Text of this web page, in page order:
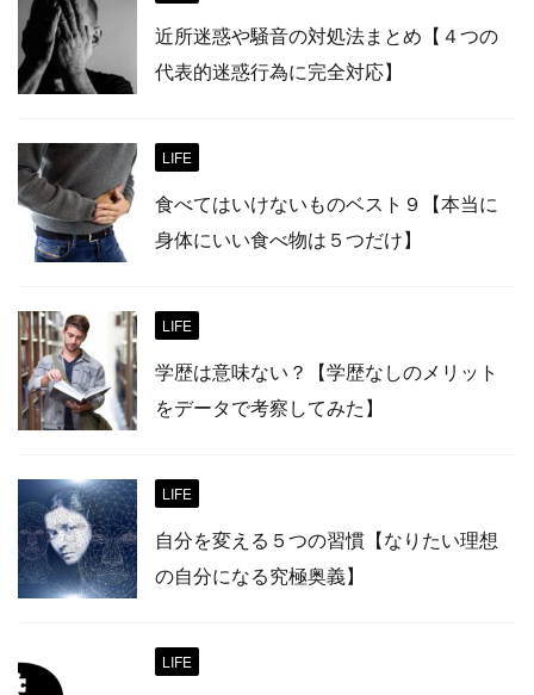
近所迷惑や騒音の対処法まとめ【４つの
代表的迷惑行為に完全対応】
LIFE
食べてはいけないものベスト９【本当に
身体にいい食べ物は５つだけ】
LIFE
学歴は意味ない？【学歴なしのメリット
をデータで考察してみた】
LIFE
自分を変える５つの習慣【なりたい理想
の自分になる究極奥義】
LIFE